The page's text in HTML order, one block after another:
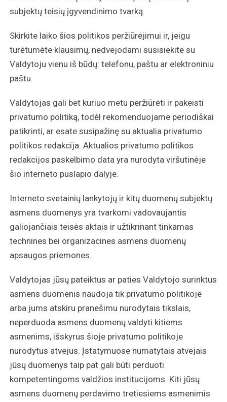
subjektų teisių įgyvendinimo tvarką.
Skirkite laiko šios politikos peržiūrėjimui ir, jeigu
turėtumėte klausimų, nedvejodami susisiekite su
Valdytoju vienu iš būdų: telefonu, paštu ar elektroniniu
paštu.
Valdytojas gali bet kuriuo metu peržiūrėti ir pakeisti
privatumo politiką, todėl rekomenduojame periodiškai
patikrinti, ar esate susipažinę su aktualia privatumo
politikos redakcija. Aktualios privatumo politikos
redakcijos paskelbimo data yra nurodyta viršutinėje
šio interneto puslapio dalyje.
Interneto svetainių lankytojų ir kitų duomenų subjektų
asmens duomenys yra tvarkomi vadovaujantis
galiojančiais teisės aktais ir užtikrinant tinkamas
technines bei organizacines asmens duomenų
apsaugos priemones.
Valdytojas jūsų pateiktus ar paties Valdytojo surinktus
asmens duomenis naudoja tik privatumo politikoje
arba jums atskiru pranešimu nurodytais tikslais,
neperduoda asmens duomenų valdyti kitiems
asmenims, išskyrus šioje privatumo politikoje
nurodytus atvejus. Įstatymuose numatytais atvejais
jūsų duomenys taip pat gali būti perduoti
kompetentingoms valdžios institucijoms. Kiti jūsų
asmens duomenų perdavimo tretiesiems asmenimis